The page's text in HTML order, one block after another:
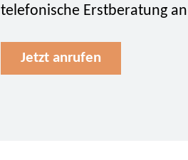
telefonische Erstberatung
Jetzt anrufen